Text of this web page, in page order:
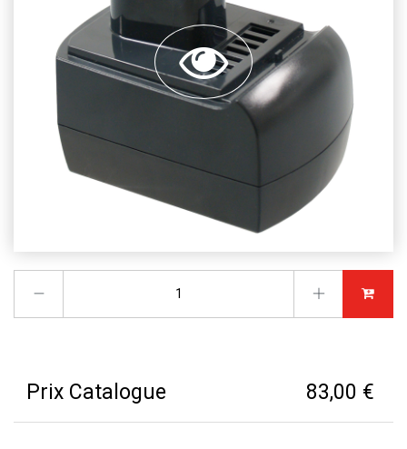
Prix Catalogue 83,00 €